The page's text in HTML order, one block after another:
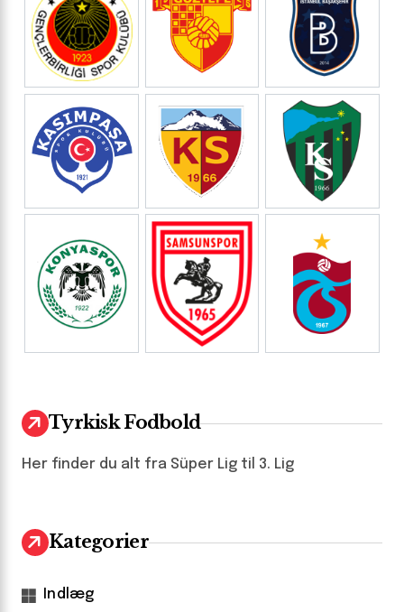
Tyrkisk Fodbold
Her finder du alt fra Süper Lig til 3. Lig
Kategorier
Indlæg